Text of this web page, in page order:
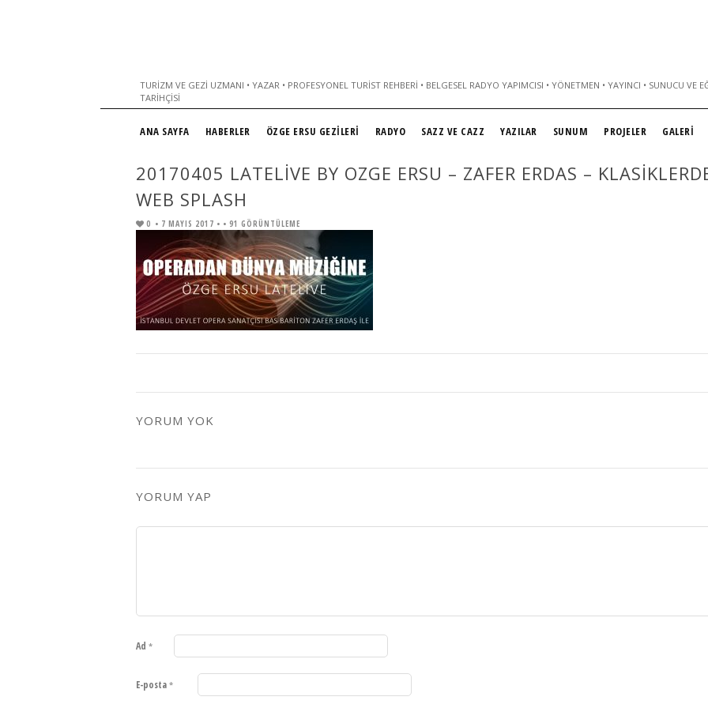
TURIZM VE GEZI UZMANI • YAZAR • PROFESYONEL TURIST REHBERI • BELGESEL RADYO YAPIMCISI • YÖNETMEN • YAYINCI • SUNUCU VE
TARIHÇISI
ANA SAYFA HABERLER ÖZGE ERSU GEZİLERİ RADYO SAZZ VE CAZZ YAZILAR SUNUM PROJELER GALERİ
20170405 LATELIVE BY OZGE ERSU – ZAFER ERDAS –
WEB SPLASH
0 • 7 MAYIS 2017 • • 91 GÖRÜNTÜLEME
YORUM YOK
YORUM YAP
Ad *
E-posta *